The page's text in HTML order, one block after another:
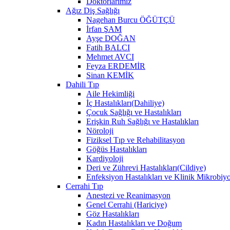
Ağız Diş Sağlığı
Nagehan Burcu ÖĞÜTÇÜ
İrfan ŞAM
Ayşe DOĞAN
Fatih BALCI
Mehmet AVCI
Feyza ERDEMİR
Sinan KEMİK
Dahili Tıp
Aile Hekimliği
İç Hastalıkları(Dahiliye)
Çocuk Sağlığı ve Hastalıkları
Erişkin Ruh Sağlığı ve Hastalıkları
Nöroloji
Fiziksel Tıp ve Rehabilitasyon
Göğüs Hastalıkları
Kardiyoloji
Deri ve Zührevi Hastalıkları(Cildiye)
Enfeksiyon Hastalıkları ve Klinik
Cerrahi Tıp
Anestezi ve Reanimasyon
Genel Cerrahi (Hariciye)
Göz Hastalıkları
Kadın Hastalıkları ve Doğum